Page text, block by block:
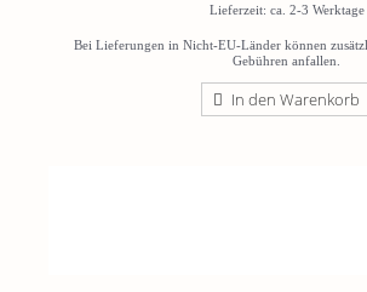
Lieferzeit: ca. 2-3 Werktage
Bei Lieferungen in Nicht-EU-Länder können
Gebühren anfallen.
In den Warenkorb